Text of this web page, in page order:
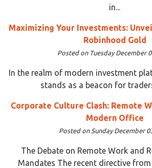
in...
Maximizing Your Investments:
Robinhood Gold
Posted on Tuesday December
In the realm of modern investment
stands as a beacon for
Corporate Culture Clash: Remote
Modern Office
Posted on Sunday December
The Debate on Remote Work and
Mandates The recent directive from